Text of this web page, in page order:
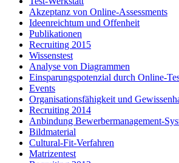
Akzeptanz von Online-Assessments
Ideenreichtum und Offenheit
Publikationen
Recruiting 2015
Wissenstest
Analyse von Diagrammen
Einsparungspotenzial durch Online-
Events
Organisationsfähigkeit und
Recruiting 2014
Anbindung Bewerbermanagement-
Bildmaterial
Cultural-Fit-Verfahren
Matrizentest